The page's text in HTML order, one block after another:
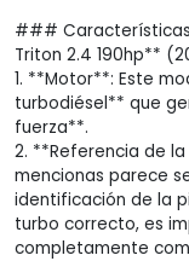
###
Triton 2.4 190hp**
1. **Motor**: Este
turbodiésel** que
fuerza**.
2. **Referencia de
mencionas parece
identificación de la
turbo correcto, es
completamente